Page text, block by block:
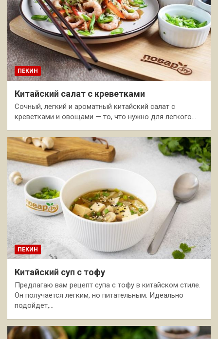
ПЕКИН
Китайский салат с креветками
Сочный, легкий и ароматный китайский салат с
креветками и овощами — то, что нужно для легкого…
ПЕКИН
Китайский суп с тофу
Предлагаю вам рецепт супа с тофу в китайском стиле.
Он получается легким, но питательным. Идеально
подойдет,…